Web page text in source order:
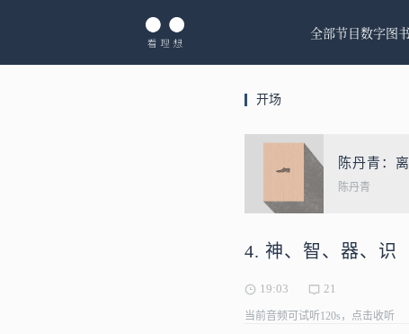
全部节目数字图
开场
陈丹青：
陈丹青
4. 神、智、器、识
19:03 21
当前音频可试听120s，点击收听